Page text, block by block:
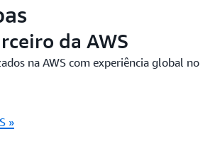
da AWS
na AWS com experiência global no
»